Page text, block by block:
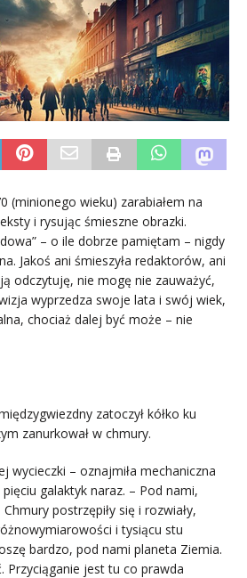
(minionego wieku) zarabiałem na
i rysując śmieszne obrazki.
– o ile dobrze pamiętam – nigdy
Jakoś ani śmieszyła redaktorów, ani
odczytuję, nie mogę nie zauważyć,
wyprzedza swoje lata i swój wiek,
chociaż dalej być może – nie
zatoczył kółko ku
zanurkował w chmury.
wycieczki – oznajmiła mechaniczna
galaktyk naraz. – Pod nami,
postrzępiły się i rozwiały,
i tysiącu stu
bardzo, pod nami planeta Ziemia.
Przyciąganie jest tu co prawda